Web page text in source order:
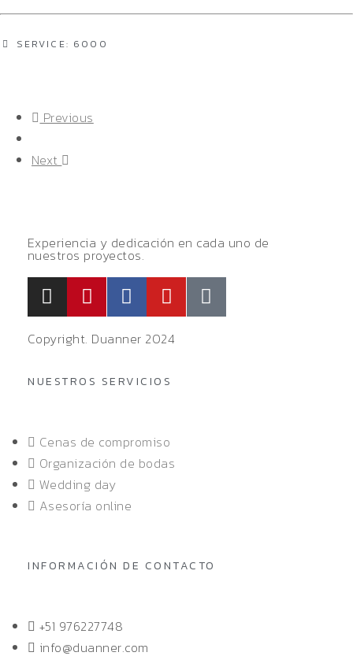
SERVICE: 6000
Previous
Next
Experiencia y dedicación en cada uno de
nuestros proyectos.
Copyright. Duanner 2024
NUESTROS SERVICIOS
Cenas de compromiso
Organización de bodas
Wedding day
Asesoría online
INFORMACIÓN DE CONTACTO
+51 976227748
info@duanner.com